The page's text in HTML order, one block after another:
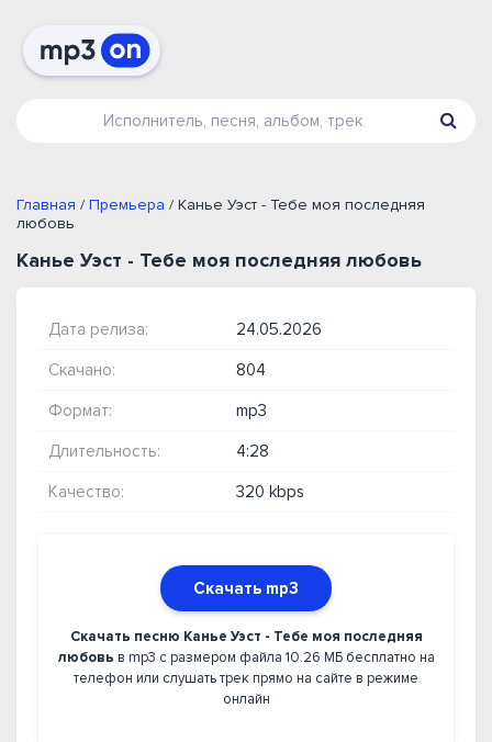
Главная / Премьера / Канье Уэст - Тебе моя последняя
любовь
Канье Уэст - Тебе моя последняя любовь
Дата релиза: 24.05.2026
Скачано: 804
Формат: mp3
Длительность: 4:28
Качество: 320 kbps
Скачать mp3
Скачать песню Канье Уэст - Тебе моя последняя
любовь в mp3 с размером файла 10.26 МБ бесплатно на
телефон или слушать трек прямо на сайте в режиме
онлайн